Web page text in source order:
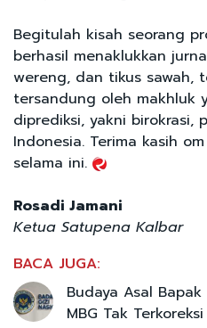
Begitulah kisah seorang
berhasil menaklukkan
wereng, dan tikus sawah,
tersandung oleh makhluk
diprediksi, yakni birokrasi,
Indonesia. Terima kasih
selama ini.
Rosadi Jamani
Ketua Satupena Kalbar
BACA JUGA:
Budaya Asal
MBG Tak Terkoreksi